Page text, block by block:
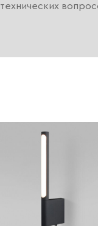
технических